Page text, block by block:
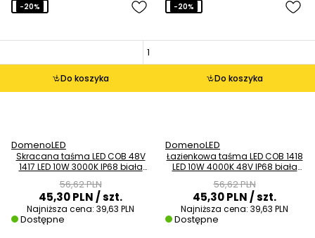
Do koszyka
-20%
DomenoLED
Skracana taśma LED COB 48V
1417 LED 10W 3000K IP68 biała
56,62 PLN
45,30 PLN/ szt.
Najniższa cena: 39,63 PLN
Dostępne
Do koszyka
-20%
DomenoLED
Łazienkowa taśma LED COB 1418
LED 10W 4000K 48V IP68 biała
56,62 PLN
45,30 PLN/ szt.
Najniższa cena: 39,63 PLN
Dostępne